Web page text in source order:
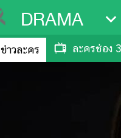
DRAMA
ข่าวละคร ละครช่อง 3